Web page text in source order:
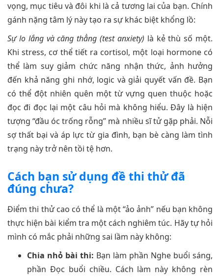
vọng, mục tiêu và đôi khi là cả tương lai của bạn. Chính
gánh nặng tâm lý này tạo ra sự khác biệt khổng lồ:
Sự lo lắng và căng thẳng (test anxiety) là kẻ thù số một.
Khi stress, cơ thể tiết ra cortisol, một loại hormone có
thể làm suy giảm chức năng nhận thức, ảnh hưởng
đến khả năng ghi nhớ, logic và giải quyết vấn đề. Bạn
có thể đột nhiên quên một từ vựng quen thuộc hoặc
đọc đi đọc lại một câu hỏi mà không hiểu. Đây là hiện
tượng “đầu óc trống rỗng” mà nhiều sĩ tử gặp phải. Nỗi
sợ thất bại và áp lực từ gia đình, bạn bè càng làm tình
trạng này trở nên tồi tệ hơn.
Cách bạn sử dụng đề thi thử đã
đúng chưa?
Điểm thi thử cao có thể là một “ảo ảnh” nếu bạn không
thực hiện bài kiểm tra một cách nghiêm túc. Hãy tự hỏi
mình có mắc phải những sai lầm này không:
Chia nhỏ bài thi: Bạn làm phần Nghe buổi sáng,
phần Đọc buổi chiều. Cách làm này không rèn